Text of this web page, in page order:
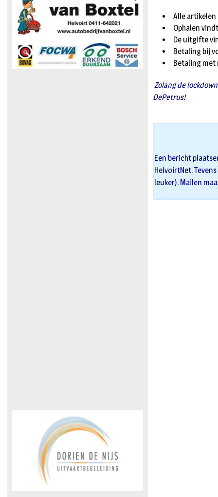
Alle artikelen
Ophalen
De uitgifte
Betaling bij
Betaling met
Zolang de
DePetrus!
Een bericht
HelvoirtNet.
leuker). Mailen